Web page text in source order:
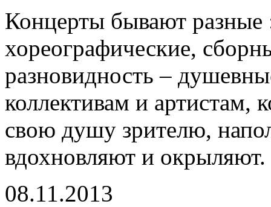
Концерты бывают разные
хореографические,
разновидность –
коллективам и артистам,
свою душу зрителю,
вдохновляют и окрыляют.
08.11.2013